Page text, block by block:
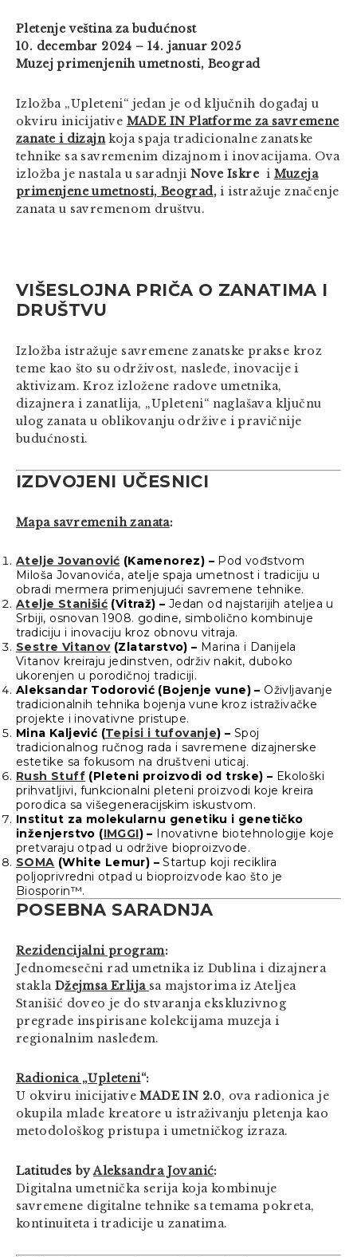
Pletenje veština za budućnost
10. decembar 2024 – 14. januar 2025
Muzej primenjenih umetnosti, Beograd
Izložba „Upleteni“ jedan je od ključnih događaj u
okviru inicijative MADE IN Platforme za savremene
zanate i dizajnkoja spaja tradicionalne zanatske
tehnike sa savremenim dizajnom i inovacijama. Ova
izložba je nastala u saradnji Nove Iskre i Muzeja
primenjene umetnosti, Beograd,i istražuje značenje
zanata u savremenom društvu.
VIŠESLOJNA PRIČA O ZANATIMA I
DRUŠTVU
Izložba istražuje savremene zanatske prakse kroz
teme kao što su održivost, nasleđe, inovacije i
aktivizam. Kroz izložene radove umetnika,
dizajnera i zanatlija, „Upleteni“ naglašava ključnu
ulog zanata u oblikovanju održive i pravičnije
budućnosti.
IZDVOJENI UČESNICI
Mapa savremenih zanata:
Atelje Jovanović (Kamenorez) – Pod vođstvom
Miloša Jovanovića, atelje spaja umetnost i tradiciju u
obradi mermera primenjujući savremene tehnike.
Atelje Stanišić (Vitraž) – Jedan od najstarijih ateljea u
Srbiji, osnovan 1908. godine, simbolično kombinuje
tradiciju i inovaciju kroz obnovu vitraja.
Sestre Vitanov(Zlatarstvo) – Marina i Danijela
Vitanov kreiraju jedinstven, održiv nakit, duboko
ukorenjen u porodičnoj tradiciji.
Aleksandar Todorović (Bojenje vune) – Oživljavanje
tradicionalnih tehnika bojenja vune kroz istraživačke
projekte i inovativne pristupe.
Mina Kaljević (Tepisi i tufovanje) – Spoj
tradicionalnog ručnog rada i savremene dizajnerske
estetike sa fokusom na društveni uticaj.
Rush Stuff (Pleteni proizvodi od trske) – Ekološki
prihvatljivi, funkcionalni pleteni proizvodi koje kreira
porodica sa višegeneracijskim iskustvom.
Institut za molekularnu genetiku i genetičko
inženjerstvo (IMGGI) – Inovativne biotehnologije koje
pretvaraju otpad u održive bioproizvode.
SOMA (White Lemur) – Startup koji reciklira
poljoprivredni otpad u bioproizvode kao što je
Biosporin™.
POSEBNA SARADNJA
Rezidencijalni program:
Jednomesečni rad umetnika iz Dublina i dizajnera
stakla Džejmsa Erlija sa majstorima iz Ateljea
Stanišić doveo je do stvaranja ekskluzivnog
pregrade inspirisane kolekcijama muzeja i
regionalnim nasleđem.
Radionica „Upleteni“:
U okviru inicijativeMADE IN 2.0, ova radionica je
okupila mlade kreatore u istraživanju pletenja kao
metodološkog pristupa i umetničkog izraza.
Latitudes byAleksandra Jovanić:
Digitalna umetnička serija koja kombinuje
savremene digitalne tehnike sa temama pokreta,
kontinuiteta i tradicije u zanatima.